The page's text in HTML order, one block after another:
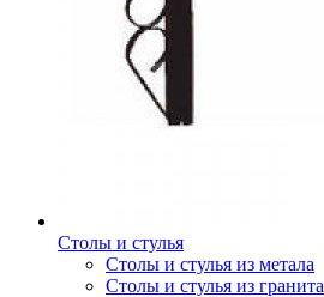
Столы и стулья
Столы и стулья из метала
Столы и стулья из гранита